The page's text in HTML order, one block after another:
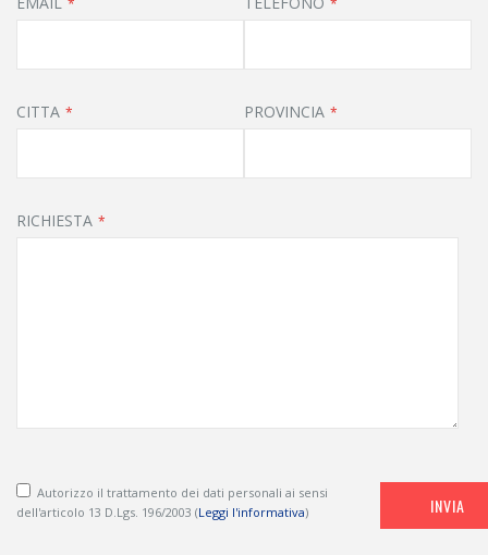
CITTA PROVINCIA
RICHIESTA
Autorizzo il trattamento dei dati personali ai sensi
dell'articolo 13 D.Lgs. 196/2003 (Leggi l'informativa) INVIA